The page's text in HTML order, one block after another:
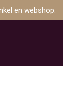
en webshop.